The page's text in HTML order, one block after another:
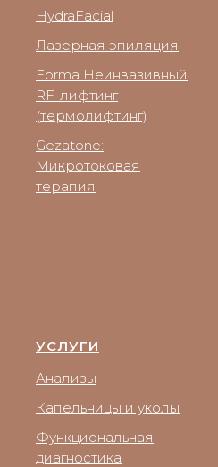
HydraFacial
Лазерная эпиляция
Forma Неинвазивный
RF-лифтинг
(термолифтинг)
Gezatone:
Микротоковая
терапия
УСЛУГИ
Анализы
Капельницы и уколы
Функциональная
диагностика